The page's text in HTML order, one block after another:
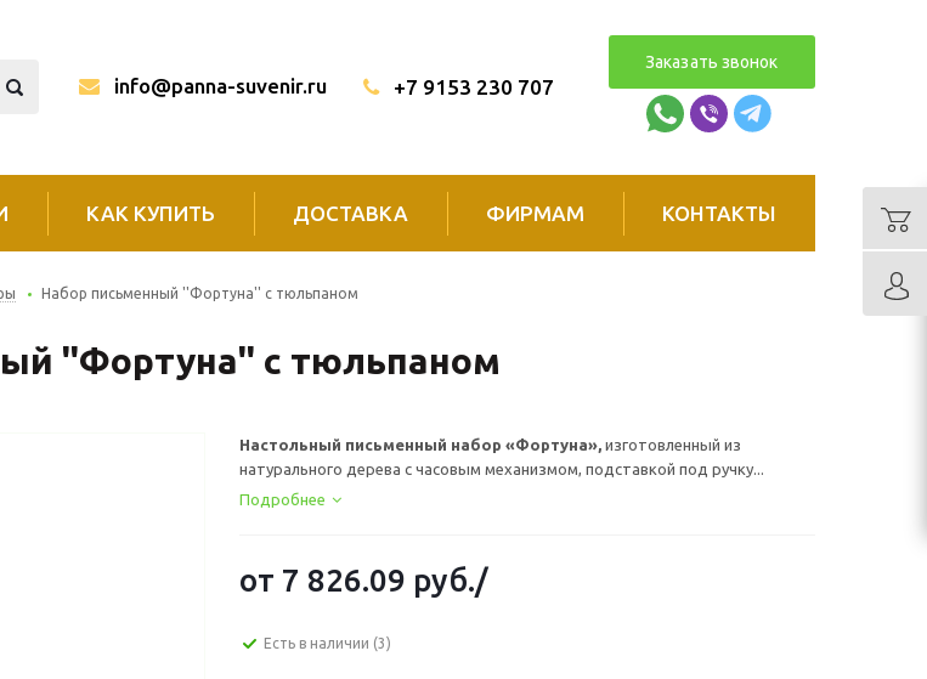
info@panna-suvenir.ru +7 9153 230 707
Заказать звонок
КАК КУПИТЬ ДОСТАВКА ФИРМАМ КОНТАКТЫ
Набор письменный ''Фортуна'' с тюльпаном
''Фортуна'' с тюльпаном
Настольный письменный набор «Фортуна», изготовленный из
натурального дерева с часовым механизмом, подставкой под ручку...
Подробнее
от 7 826.09 руб./
Есть в наличии (3)